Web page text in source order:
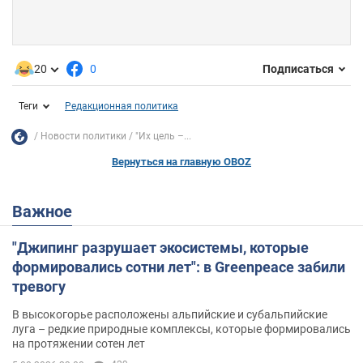
20 0 Подписаться
Теги Редакционная политика
Новости политики "Их цель –...
Вернуться на главную OBOZ
Важное
"Джипинг разрушает экосистемы, которые
формировались сотни лет": в Greenpeace забили
тревогу
В высокогорье расположены альпийские и субальпийские
луга – редкие природные комплексы, которые формировались
на протяжении сотен лет